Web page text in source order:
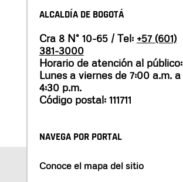
ALCALDÍA DE BOGOTÁ
Cra 8 N° 10-65 / Tel: +57 (601)
381-3000
Horario de atención al público:
Lunes a viernes de 7:00 a.m. a
4:30 p.m.
Código postal: 111711
NAVEGA POR PORTAL
Conoce el mapa del sitio